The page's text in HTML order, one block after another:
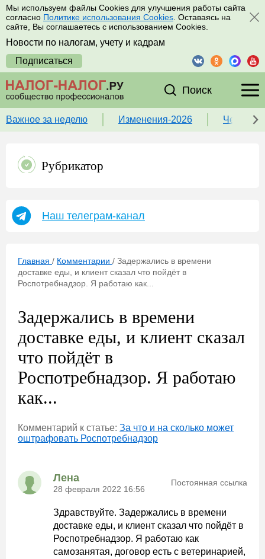
Мы используем файлы Cookies для улучшения работы сайта
согласно Политике использования Cookies . Оставаясь на
сайте, Вы соглашаетесь с использованием Cookies.
Новости по налогам, учету и кадрам
Подписаться
Поиск
Важное за неделю Изменения-2026 Чек-
Рубрикатор
Наш телеграм-канал
Главная / Комментарии / Задержались в времени
доставке еды, и клиент сказал что пойдёт в
Роспотребнадзор. Я работаю как...
Задержались в времени
доставке еды, и клиент сказал
что пойдёт в
Роспотребнадзор. Я работаю
как...
Комментарий к статье: За что и на сколько может
оштрафовать Роспотребнадзор
Лена
28 февраля 2022 16:56
Постоянная ссылка
Здравствуйте. Задержались в времени
доставке еды, и клиент сказал что пойдёт в
Роспотребнадзор. Я работаю как
самозанятая, договор есть с ветеринарией,